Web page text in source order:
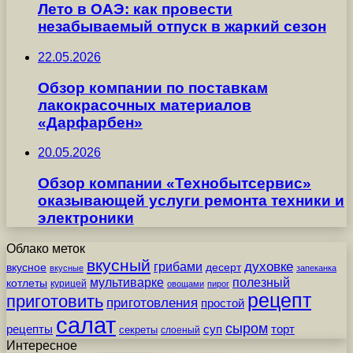
Лето в ОАЭ: как провести
незабываемый отпуск в жаркий сезон
22.05.2026
Обзор компании по поставкам
лакокрасочных материалов
«Дарфарбен»
20.05.2026
Обзор компании «Технобытсервис»
оказывающей услуги ремонта техники и
электроники
Облако меток
вкусное вкусные вкусный грибами десерт духовке запеканка
котлеты курицей мультиварке овощами пирог полезный
приготовить приготовления простой рецепт
рецепты салат секреты слоеный суп сыром торт
Интересное